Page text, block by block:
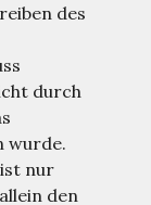
des
durch
wurde.
nur
den